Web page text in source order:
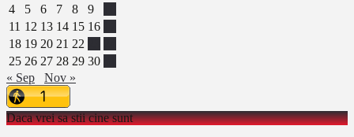
4
5 6 7 8 9
11 12 13 14 15 16
18 19 20 21 22
25 26 27 28 29 30
« Sep
Nov »
Daca vrei sa stii cine sunt